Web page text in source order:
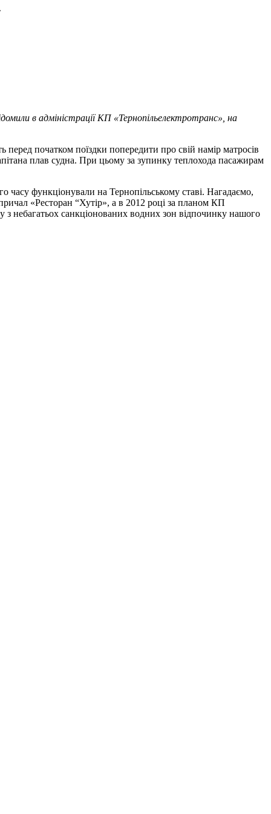
в адміністрації КП «Тернопільелектротранс», на
початком поїздки попередити про свій намір матросів
плав судна. При цьому за зупинку теплохода пасажирам
часу функціонували на Тернопільському ставі. Нагадаємо,
«Ресторан “Хутір», а в 2012 році за планом КП
з небагатьох санкціонованих водних зон відпочинку нашого